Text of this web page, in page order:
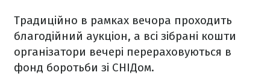
Традиційно в рамках вечора проходить
благодійний аукціон, а всі зібрані кошти
організатори вечері перераховуються в
фонд боротьби зі СНІДом.